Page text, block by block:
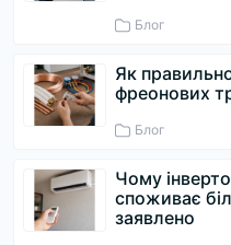
Блог
Як
фреонових
Блог
Чому
споживає
заявлено